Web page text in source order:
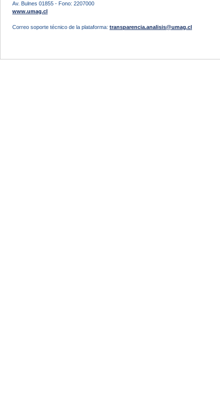
Av. Bulnes 01855 - Fono: 2207000
www.umag.cl
Correo soporte técnico de la plataforma: transparencia.analisis@umag.cl